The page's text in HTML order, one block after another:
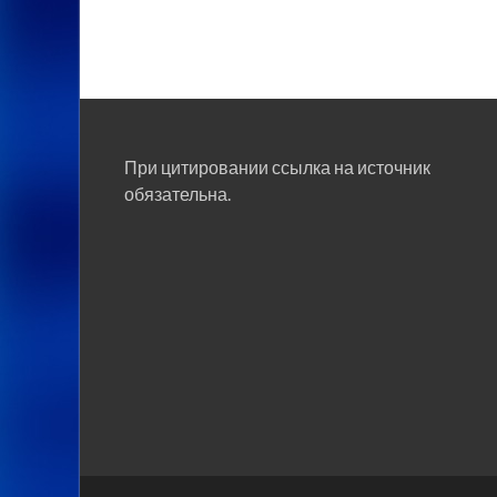
При цитировании ссылка на источник
обязательна.